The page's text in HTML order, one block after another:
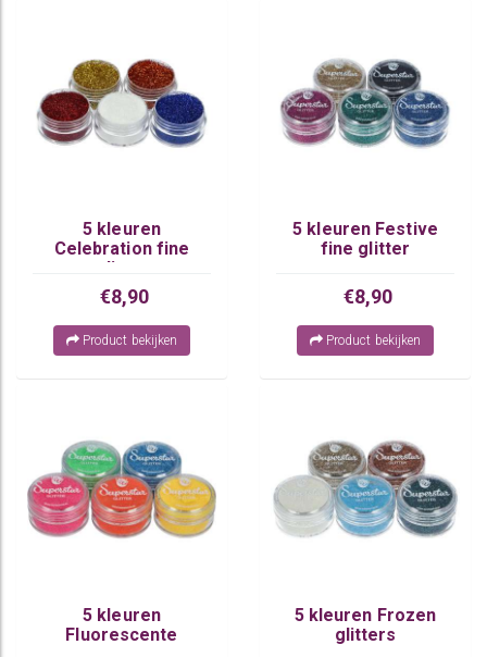
5 kleuren
Celebration fine
glitter
€8,90
Product bekijken
5 kleuren Festive
fine glitter
€8,90
Product bekijken
5 kleuren
Fluorescente
5 kleuren Frozen
glitters